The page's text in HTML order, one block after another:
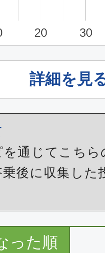
20 30
詳細を見
通じてこち
後に収集した
った順